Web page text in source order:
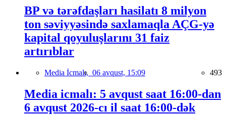
BP və tərəfdaşları hasilatı 8 milyon
ton səviyyəsində saxlamaqla AÇG-yə
kapital qoyuluşlarını 31 faiz
artırıblar
Media İcmalı, 06 avqust, 15:09 493
Media icmalı: 5 avqust saat 16:00-dan
6 avqust 2026-cı il saat 16:00-dək